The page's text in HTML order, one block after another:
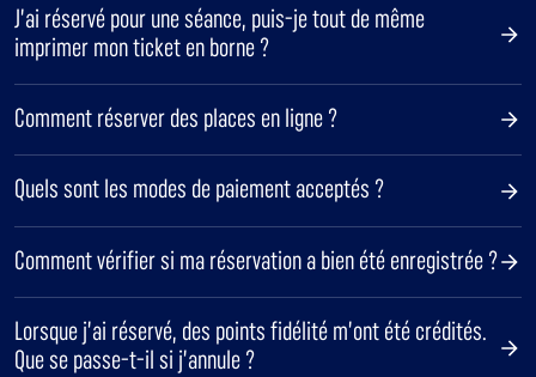
J’ai réservé pour une séance, puis-je tout de même
imprimer mon ticket en borne ?
Comment réserver des places en ligne ?
Quels sont les modes de paiement acceptés ?
Comment vérifier si ma réservation a bien été enregistrée ?
Lorsque j’ai réservé, des points fidélité m’ont été crédités.
Que se passe-t-il si j’annule ?